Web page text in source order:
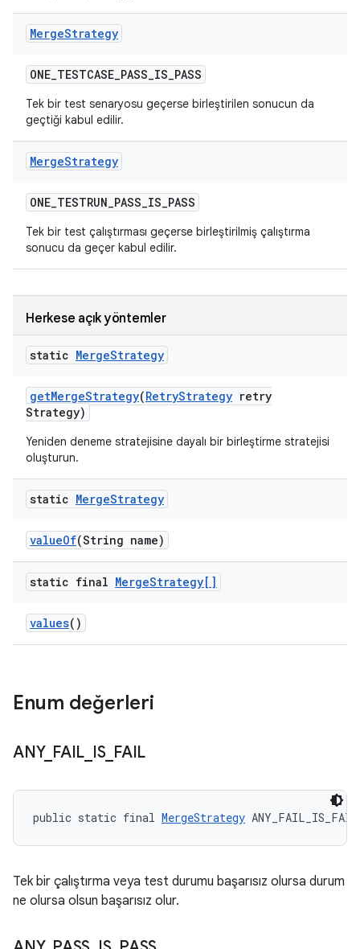
MergeStrategy
ONE_TESTCASE_PASS_IS_PASS
Tek bir test senaryosu geçerse birleştirilen sonucun da
geçtiği kabul edilir.
MergeStrategy
ONE_TESTRUN_PASS_IS_PASS
Tek bir test çalıştırması geçerse birleştirilmiş çalıştırma
sonucu da geçer kabul edilir.
Herkese açık yöntemler
static MergeStrategy
getMergeStrategy(RetryStrategy retry
Strategy)
Yeniden deneme stratejisine dayalı bir birleştirme stratejisi
oluşturun.
static MergeStrategy
valueOf(String name)
static final MergeStrategy[]
values()
Enum değerleri
ANY_ FAIL IS_ FAIL
public static final MergeStrategy ANY_FAIL_IS_FAIL
Tek bir çalıştırma veya test durumu başarısız olursa durum
ne olursa olsun başarısız olur.